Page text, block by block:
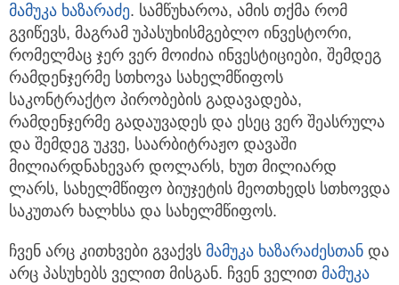
მამუკა ხაზარაძე. სამწუხაროა, ამის თქმა რომ
გვიწევს, მაგრამ უპასუხისმგებლო ინვესტორი,
რომელმაც ჯერ ვერ მოიძია ინვესტიციები, შემდეგ
რამდენჯერმე სთხოვა სახელმწიფოს
საკონტრაქტო პირობების გადავადება,
რამდენჯერმე გადაუვადეს და ესეც ვერ შეასრულა
და შემდეგ უკვე, საარბიტრაჟო დავაში
მილიარდნახევარ დოლარს, ხუთ მილიარდ
ლარს, სახელმწიფო ბიუჯეტის მეოთხედს სთხოვდა
საკუთარ ხალხსა და სახელმწიფოს.
ჩვენ არც კითხვები გვაქვს მამუკა ხაზარაძესთან და
არც პასუხებს ველით მისგან. ჩვენ ველით მამუკა